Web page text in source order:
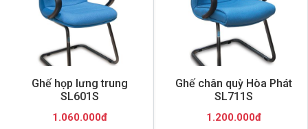
Ghế họp lưng trung
SL601S
1.060.000đ
Ghế chân quỳ Hòa Phát
SL711S
1.200.000đ